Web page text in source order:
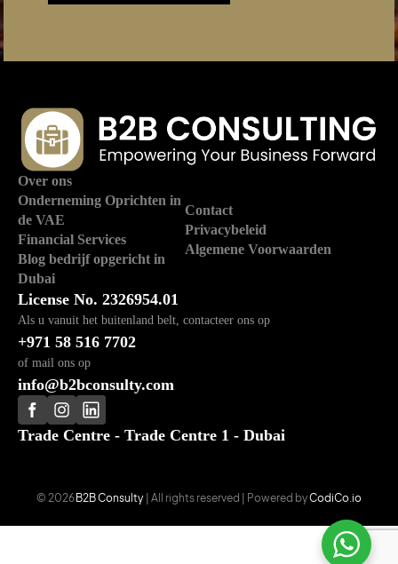
Over ons
Onderneming Oprichten in
de VAE
Financial Services
Blog bedrijf opgericht in
Dubai
Contact
Privacybeleid
Algemene Voorwaarden
License No. 2326954.01
Als u vanuit het buitenland belt, contacteer ons op
+971 58 516 7702
of mail ons op
info@b2bconsulty.com
Trade Centre - Trade Centre 1 - Dubai
© 2026 B2B Consulty | All rights reserved | Powered byCodiCo.io